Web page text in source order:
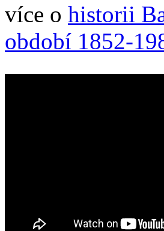
více o historii
období 1852-